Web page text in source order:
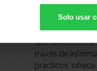
Solo usar
Esta guía
tras un
que su mente
través de
prácticos,